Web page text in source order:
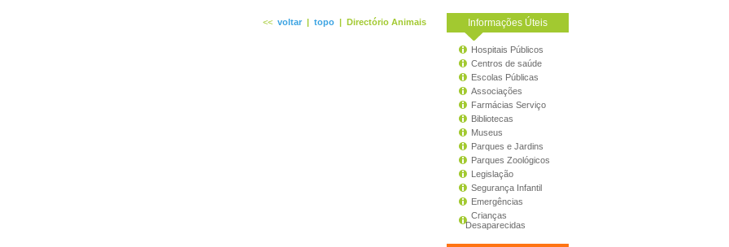
Informações Úteis
Hospitais Públicos
Centros de saúde
Escolas Públicas
Associações
Farmácias Serviço
Bibliotecas
Museus
Parques e Jardins
Parques Zoológicos
Legislação
Segurança Infantil
Emergências
Crianças
Desaparecidas
<< voltar | topo | Directório Animais